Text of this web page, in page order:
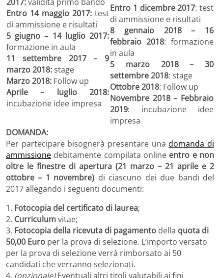
Entro 14 maggio 2017: test
di ammissione e risultati
5 giugno – 14 luglio 2017:
formazione in aula
11 settembre 2017 – 9
marzo 2018:stage
Marzo 2018: Follow up
Aprile – luglio 2018:
incubazione idee impresa
Entro 1 dicembre 2017: test
di ammissione e risultati
8 gennaio 2018 – 16
febbraio 2018: formazione
in aula
5 marzo 2018 – 30
settembre 2018: stage
Ottobre 2018: Follow up
Novembre 2018 – Febbraio
2019: incubazione idee
impresa
DOMANDA:
Per partecipare bisognerà presentare unadomanda di
ammissione debitamente compilata online entro e non
oltre le finestre di apertura (21 marzo – 21 aprile e 2
ottobre – 1 novembre) di ciascuno dei due bandi del
2017 allegando i seguenti documenti:
1. Fotocopia del certificato di laurea;
2. Curriculumvitae;
3. Fotocopia della ricevuta di pagamento della quota di
50,00 Euro per la prova di selezione. L’importo versato
per la prova di selezione verrà rimborsato ai 50
candidati che verranno selezionati.
4. (opzionale)Eventuali altri titoli valutabili ai fini